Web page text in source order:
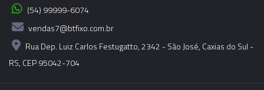
(54) 99999-6074
vendas7@btfixo.com.br
Rua Dep. Luiz Carlos Festugatto, 2342 - São José, Caxias do Sul -
RS, CEP 95042-704